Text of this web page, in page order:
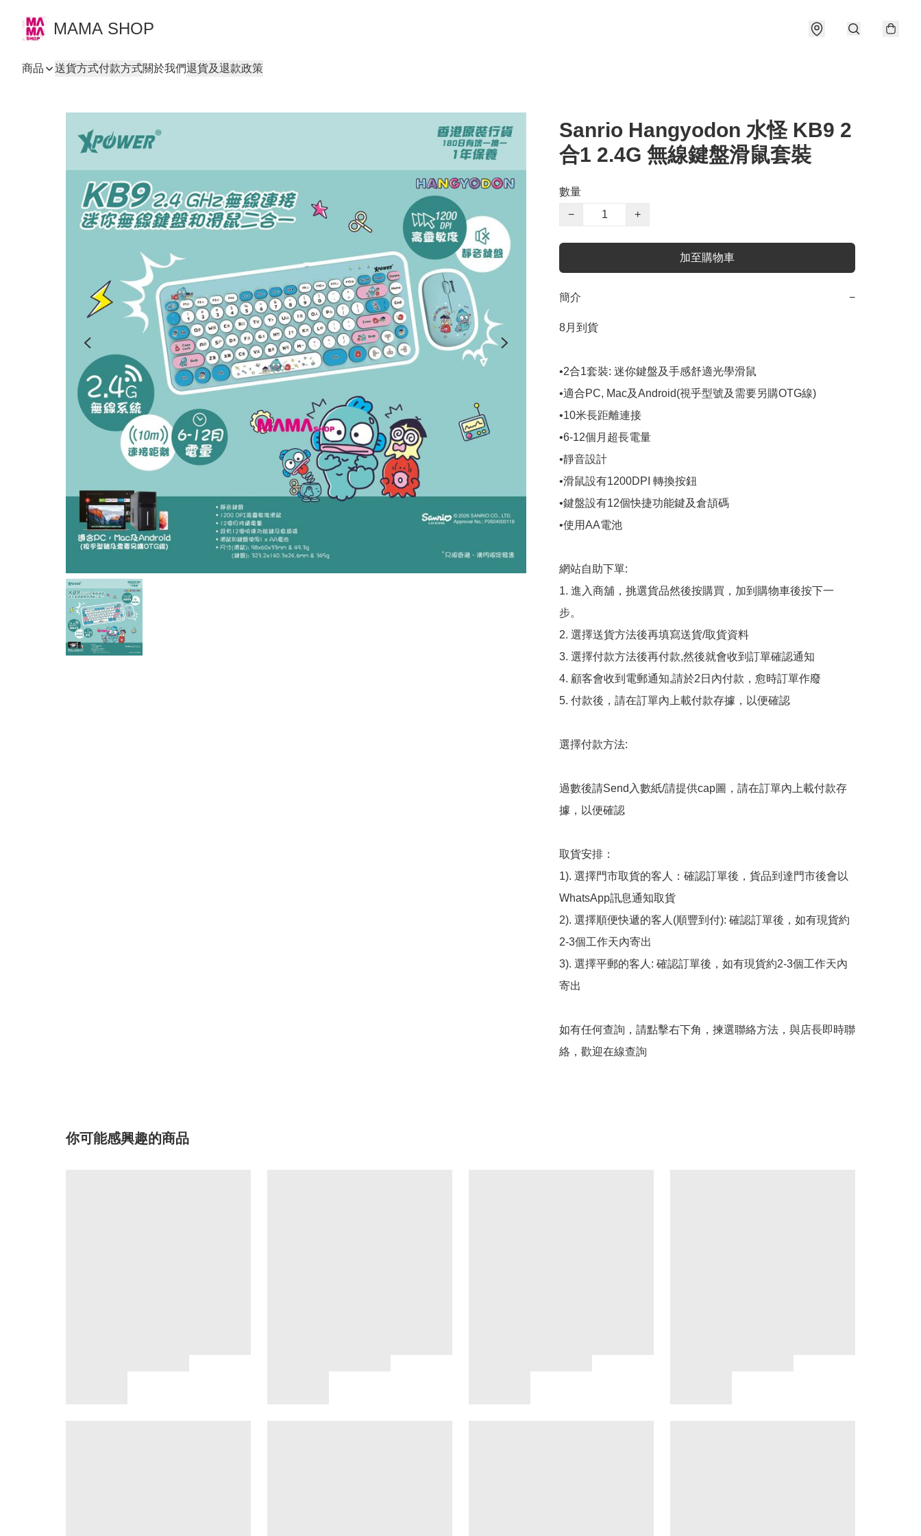
MAMA SHOP
商品 送貨方式付款方式關於我們退貨及退款政策
Sanrio Hangyodon 水怪 KB9 2
合1 2.4G 無線鍵盤滑鼠套裝
數量
−
+
加至購物車
簡介 −
8月到貨
•2合1套裝: 迷你鍵盤及手感舒適光學滑鼠
•適合PC, Mac及Android(視乎型號及需要另購OTG線)
•10米長距離連接
•6-12個月超長電量
•靜音設計
•滑鼠設有1200DPI 轉換按鈕
•鍵盤設有12個快捷功能鍵及倉頡碼
•使用AA電池
網站自助下單:
1. 進入商舖，挑選貨品然後按購買，加到購物車後按下一
步。
2. 選擇送貨方法後再填寫送貨/取貨資料
3. 選擇付款方法後再付款,然後就會收到訂單確認通知
4. 顧客會收到電郵通知,請於2日內付款，愈時訂單作廢
5. 付款後，請在訂單內上載付款存據，以便確認
選擇付款方法:
過數後請Send入數紙/請提供cap圖，請在訂單內上載付款存
據，以便確認
取貨安排：
1). 選擇門市取貨的客人：確認訂單後，貨品到達門市後會以
WhatsApp訊息通知取貨
2). 選擇順便快遞的客人(順豐到付): 確認訂單後，如有現貨約
2-3個工作天內寄出
3). 選擇平郵的客人: 確認訂單後，如有現貨約2-3個工作天內
寄出
如有任何查詢，請點擊右下角，揀選聯絡方法，與店長即時聯
絡，歡迎在線查詢
你可能感興趣的商品